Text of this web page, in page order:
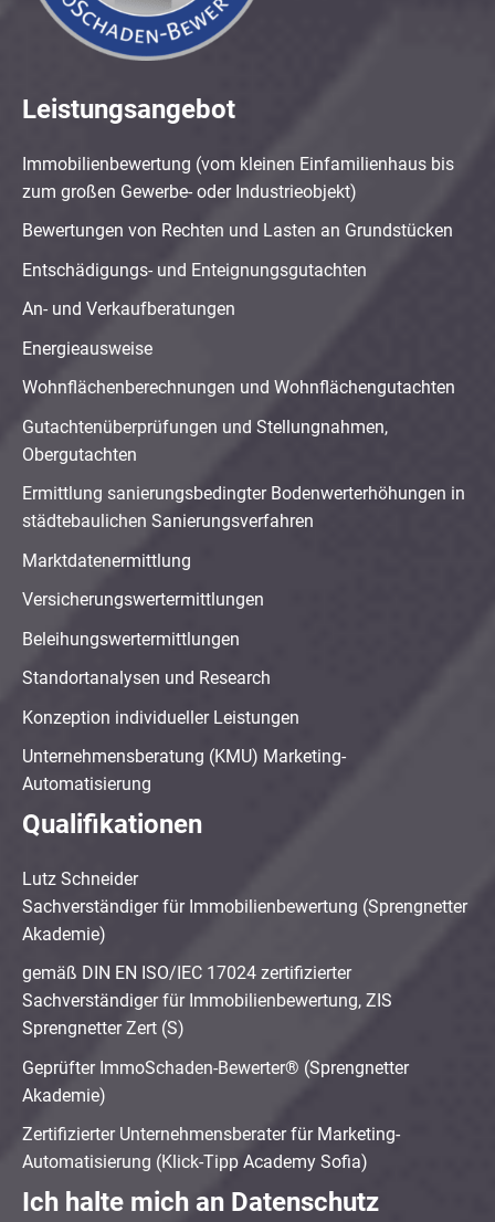
Leistungsangebot
Immobilienbewertung (vom kleinen Einfamilienhaus bis
zum großen Gewerbe- oder Industrieobjekt)
Bewertungen von Rechten und Lasten an Grundstücken
Entschädigungs- und Enteignungsgutachten
An- und Verkaufberatungen
Energieausweise
Wohnflächenberechnungen und Wohnflächengutachten
Gutachtenüberprüfungen und Stellungnahmen,
Obergutachten
Ermittlung sanierungsbedingter Bodenwerterhöhungen in
städtebaulichen Sanierungsverfahren
Marktdatenermittlung
Versicherungswertermittlungen
Beleihungswertermittlungen
Standortanalysen und Research
Konzeption individueller Leistungen
Unternehmensberatung (KMU) Marketing-
Automatisierung
Qualifikationen
Lutz Schneider
Sachverständiger für Immobilienbewertung (Sprengnetter
Akademie)
gemäß DIN EN ISO/IEC 17024 zertifizierter
Sachverständiger für Immobilienbewertung, ZIS
Sprengnetter Zert (S)
Geprüfter ImmoSchaden-Bewerter® (Sprengnetter
Akademie)
Zertifizierter Unternehmensberater für Marketing-
Automatisierung (Klick-Tipp Academy Sofia)
Ich halte mich an Datenschutz